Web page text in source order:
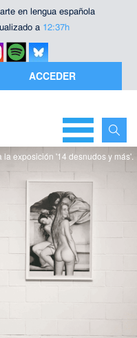
en lengua española
a 12:37h
ACCEDER
exposición '14 desnudos y más'.